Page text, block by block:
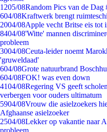
1205/08Random Pics van de Dag
604/08Kraftwerk brengt
2004/08Apple vecht Britse eis tot
8404/08'Witte' mannen
probleem
3004/08Ceuta-leider noemt
'gruweldaad'
604/08Grote natuurbrand
604/08FOK! was even down
4104/08Regering VS geeft
verbergen voor ouders ultimatum
5904/08Vrouw die asielzoekers
Afghaanse asielzoeker
2504/08Lekker op vakantie naar
probleem